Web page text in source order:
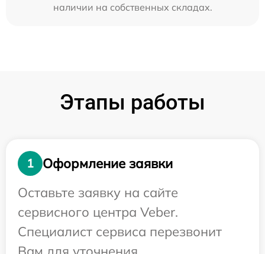
наличии на собственных складах.
Этапы работы
1
Оформление заявки
Оставьте заявку на сайте
сервисного центра Veber.
Специалист сервиса перезвонит